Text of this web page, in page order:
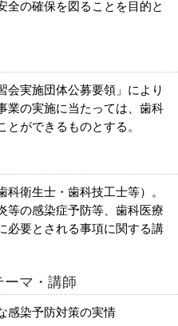
全の確保を図ることを目的と
会実施団体公募要領」により
業の実施に当たっては、歯科
ができるものとする。
科衛生士・歯科技工士等）。
等の感染症予防等、歯科医療
必要とされる事項に関する講
ーマ・講師
感染予防対策の実情